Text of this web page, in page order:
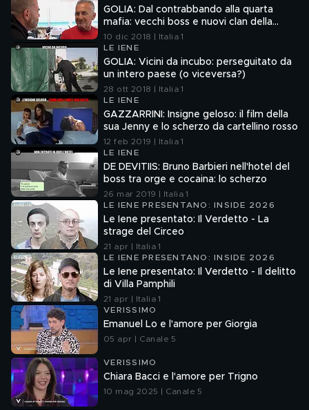
GOLIA: Dal contrabbando alla quarta
mafia: vecchi boss e nuovi clan della
Puglia
10 dic 2018 | Italia 1
LE IENE
GOLIA: Vicini da incubo: perseguitato da
un intero paese (o viceversa?)
28 ott 2018 | Italia 1
LE IENE
GAZZARRINI: Insigne geloso: il film della
sua Jenny e lo scherzo da cartellino rosso
12 feb 2019 | Italia 1
LE IENE
DE DEVITIIS: Bruno Barbieri nell'hotel del
boss tra orge e cocaina: lo scherzo
26 mar 2019 | Italia 1
LE IENE PRESENTANO: INSIDE 2026
Le Iene presentato: Il Verdetto - La
strage del Circeo
21 apr | Italia 1
LE IENE PRESENTANO: INSIDE 2026
Le Iene presentato: Il Verdetto - Il delitto
di Villa Pamphili
21 apr | Italia 1
VERISSIMO
Emanuel Lo e l'amore per Giorgia
05 apr | Canale 5
VERISSIMO
Chiara Bacci e l'amore per Trigno
10 mag 2025 | Canale 5